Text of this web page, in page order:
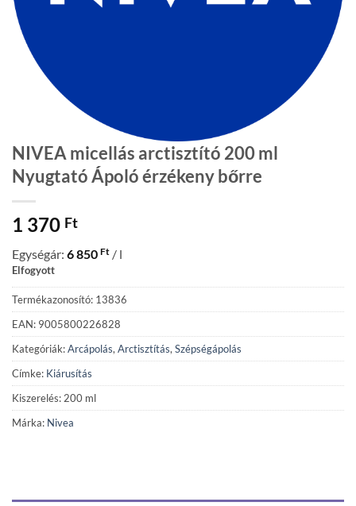
NIVEA micellás arctisztító 200 ml
Nyugtató Ápoló érzékeny bőrre
1 370 Ft
Egységár: 6 850 Ft / l
Elfogyott
Termékazonosító: 13836
EAN: 9005800226828
Kategóriák:Arcápolás, Arctisztítás, Szépségápolás
Címke: Kiárusítás
Kiszerelés: 200 ml
Márka: Nivea